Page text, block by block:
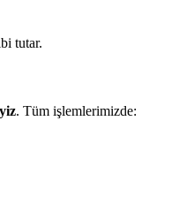
tutar.
. Tüm işlemlerimizde: